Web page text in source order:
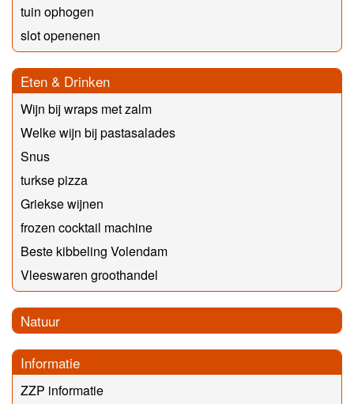
tuin ophogen
slot openenen
Eten & Drinken
Wijn bij wraps met zalm
Welke wijn bij pastasalades
Snus
turkse pizza
Griekse wijnen
frozen cocktail machine
Beste kibbeling Volendam
Vleeswaren groothandel
Natuur
Informatie
ZZP informatie